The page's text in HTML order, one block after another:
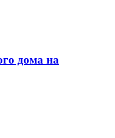
дома на